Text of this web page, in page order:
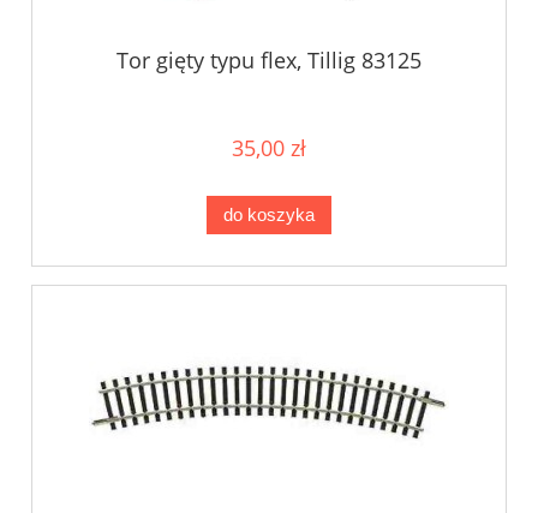
Tor gięty typu flex, Tillig 83125
35,00 zł
do koszyka